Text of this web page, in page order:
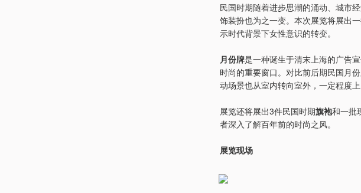
民国时期随着进步思潮的涌动、城市
饰装扮也为之一变。本次展览将展出
示时代背景下女性意识的转变。
月份牌是一种诞生于清末上海的广告
时尚的重要窗口。对比前后期民国月
动场景也从室内转向室外，一定程度
展览还将展出3件民国时期旗袍和一批
者深入了解百年前的时尚之风。
展览现场